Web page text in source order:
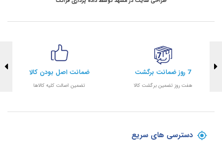
7 روز ضمانت برگشت
هفت روز تضمین برگشت کالا
ضمانت اصل بودن کالا
تضمین اصالت کلیه کالاها
دسترسی های سریع